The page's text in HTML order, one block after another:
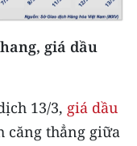
giá dầu
13/3, giá dầu
căng thẳng giữa